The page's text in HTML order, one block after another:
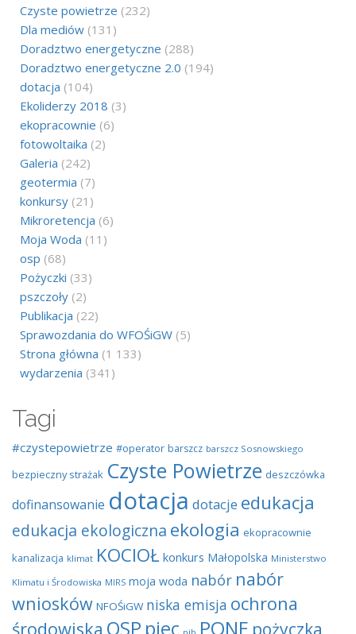
Czyste powietrze (232)
Dla mediów (131)
Doradztwo energetyczne (288)
Doradztwo energetyczne 2.0 (194)
dotacja (104)
Ekoliderzy 2018 (3)
ekopracownie (6)
fotowoltaika (2)
Galeria (242)
geotermia (7)
konkursy (21)
Mikroretencja (6)
Moja Woda (11)
osp (68)
Pożyczki (33)
pszczoły (2)
Publikacja (22)
Sprawozdania do WFOŚiGW (5)
Strona główna (1 133)
wydarzenia (341)
Tagi
#czystepowietrze #operator barszcz barszcz Sosnowskiego
bezpieczny strażak Czyste Powietrze deszczówka
dofinansowanie dotacja dotacje edukacja
edukacja ekologiczna ekologia ekopracownie
kanalizacja klimat KOCIOŁ konkurs Małopolska Ministerstwo
Klimatu i Środowiska MIRS moja woda nabór nabór
wniosków NFOŚiGW niska emisja ochrona
środowiska OSP piec PONE pożyczka